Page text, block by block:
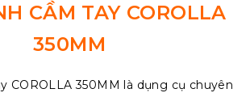
CẦM TAY COROLLA
350MM
COROLLA 350MM là dụng cụ chuyên